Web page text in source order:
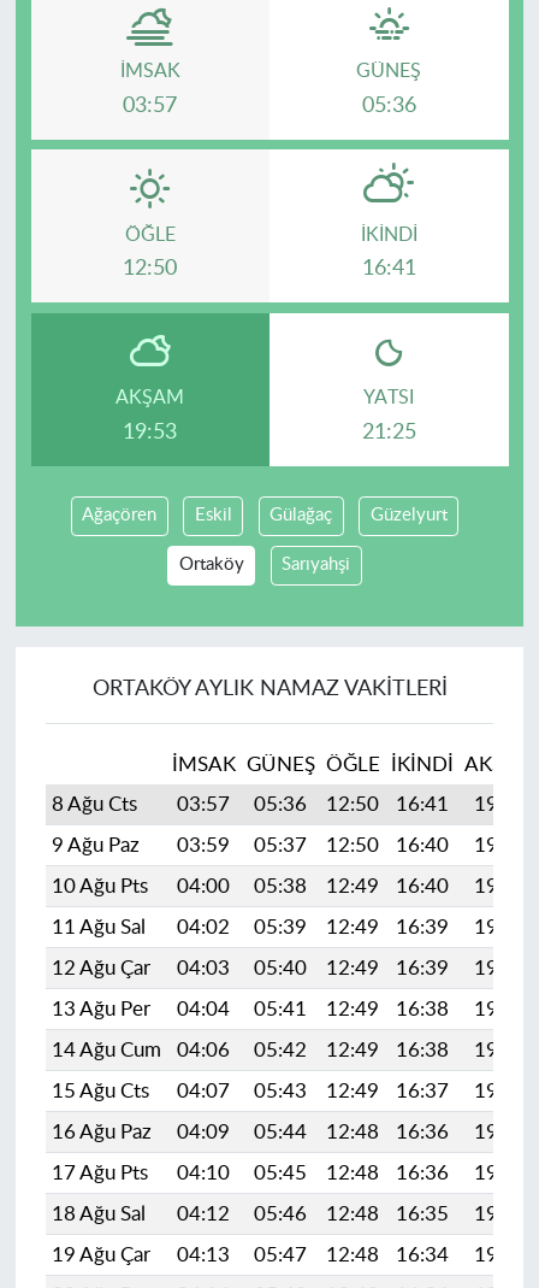
İMSAK
03:57
GÜNEŞ
05:36
ÖĞLE
12:50
İKINDI
16:41
AKŞAM
19:53
YATSI
21:25
Ağaçören Eskil Gülağaç Güzelyurt
Ortaköy Sarıyahşi
ORTAKÖY AYLIK NAMAZ VAKITLERI
İMSAK GÜNEŞ ÖĞLE İKINDI
AKŞAM
8 Ağu Cts
03:57 05:36 12:50 16:41
19:53
9 Ağu Paz
03:59 05:37 12:50 16:40
19:52
10 Ağu Pts
04:00 05:38 12:49 16:40
19:51
11 Ağu Sal
04:02 05:39 12:49 16:39
19:50
12 Ağu Çar
04:03 05:40 12:49 16:39
19:48
13 Ağu Per
04:04 05:41 12:49 16:38
19:47
14 Ağu Cum
04:06 05:42 12:49 16:38
19:46
15 Ağu Cts
04:07 05:43 12:49 16:37
19:44
16 Ağu Paz
04:09 05:44 12:48 16:36
19:43
17 Ağu Pts
04:10 05:45 12:48 16:36
19:42
18 Ağu Sal
04:12 05:46 12:48 16:35
19:40
19 Ağu Çar
04:13 05:47 12:48 16:34
19:39